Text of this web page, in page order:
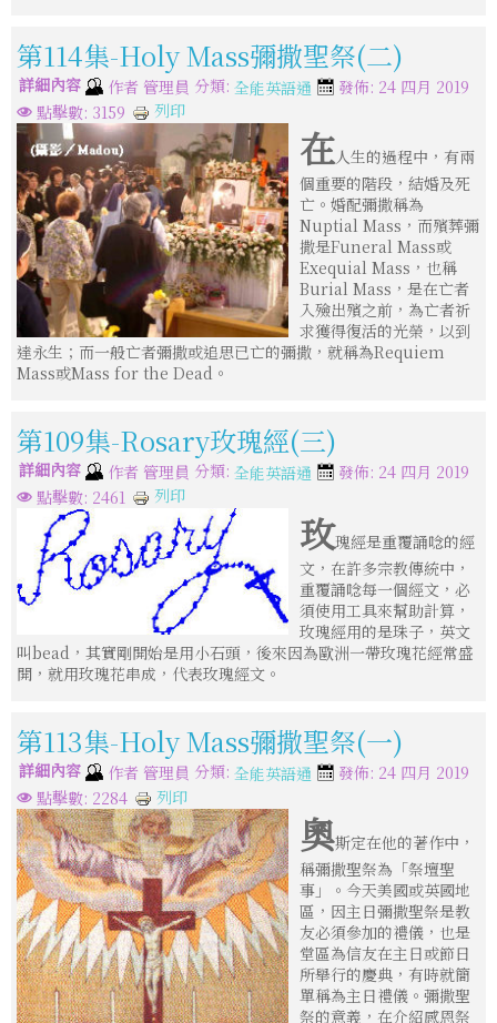
第114集-Holy Mass彌撒聖祭(二)
詳細內容 作者 管理員 分類: 全能英語通
發佈: 24 四月 2019
點擊數: 3159
列印
在人生的過程中，有兩
個重要的階段，結婚及死
亡。婚配彌撒稱為
Nuptial Mass，而殯葬彌
撒是Funeral Mass或
Exequial Mass，也稱
Burial Mass，是在亡者
入殮出殯之前，為亡者祈
求獲得復活的光榮，以到
達永生；而一般亡者彌撒或追思已亡的彌撒，就稱為Requiem
Mass或Mass for the Dead。
第109集-Rosary玫瑰經(三)
詳細內容 作者 管理員 分類: 全能英語通
發佈: 24 四月 2019
點擊數: 2461
列印
玫瑰經是重覆誦唸的經
文，在許多宗教傳統中，
重覆誦唸每一個經文，必
須使用工具來幫助計算，
玫瑰經用的是珠子，英文
叫bead，其實剛開始是用小石頭，後來因為歐洲一帶玫瑰花經常盛
開，就用玫瑰花串成，代表玫瑰經文。
第113集-Holy Mass彌撒聖祭(一)
詳細內容 作者 管理員 分類: 全能英語通
發佈: 24 四月 2019
點擊數: 2284
列印
奧斯定在他的著作中，
稱彌撒聖祭為「祭壇聖
事」。今天美國或英國地
區，因主日彌撒聖祭是教
友必須參加的禮儀，也是
堂區為信友在主日或節日
所舉行的慶典，有時就簡
單稱為主日禮儀。彌撒聖
祭的意義，在介紹感恩祭